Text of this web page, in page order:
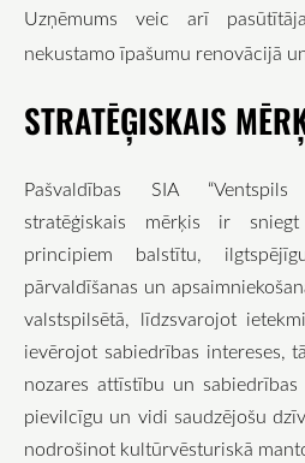
Uzņēmums veic arī
nekustamo īpašumu renovācijā
STRATĒĢISKAIS
Pašvaldības SIA
stratēģiskais mērķis ir
principiem balstītu,
pārvaldīšanas un
valstspilsētā, līdzsvarojot
ievērojot sabiedrības intereses,
nozares attīstību un
pievilcīgu un vidi saudzējošu
nodrošinot kultūrvēsturiskā